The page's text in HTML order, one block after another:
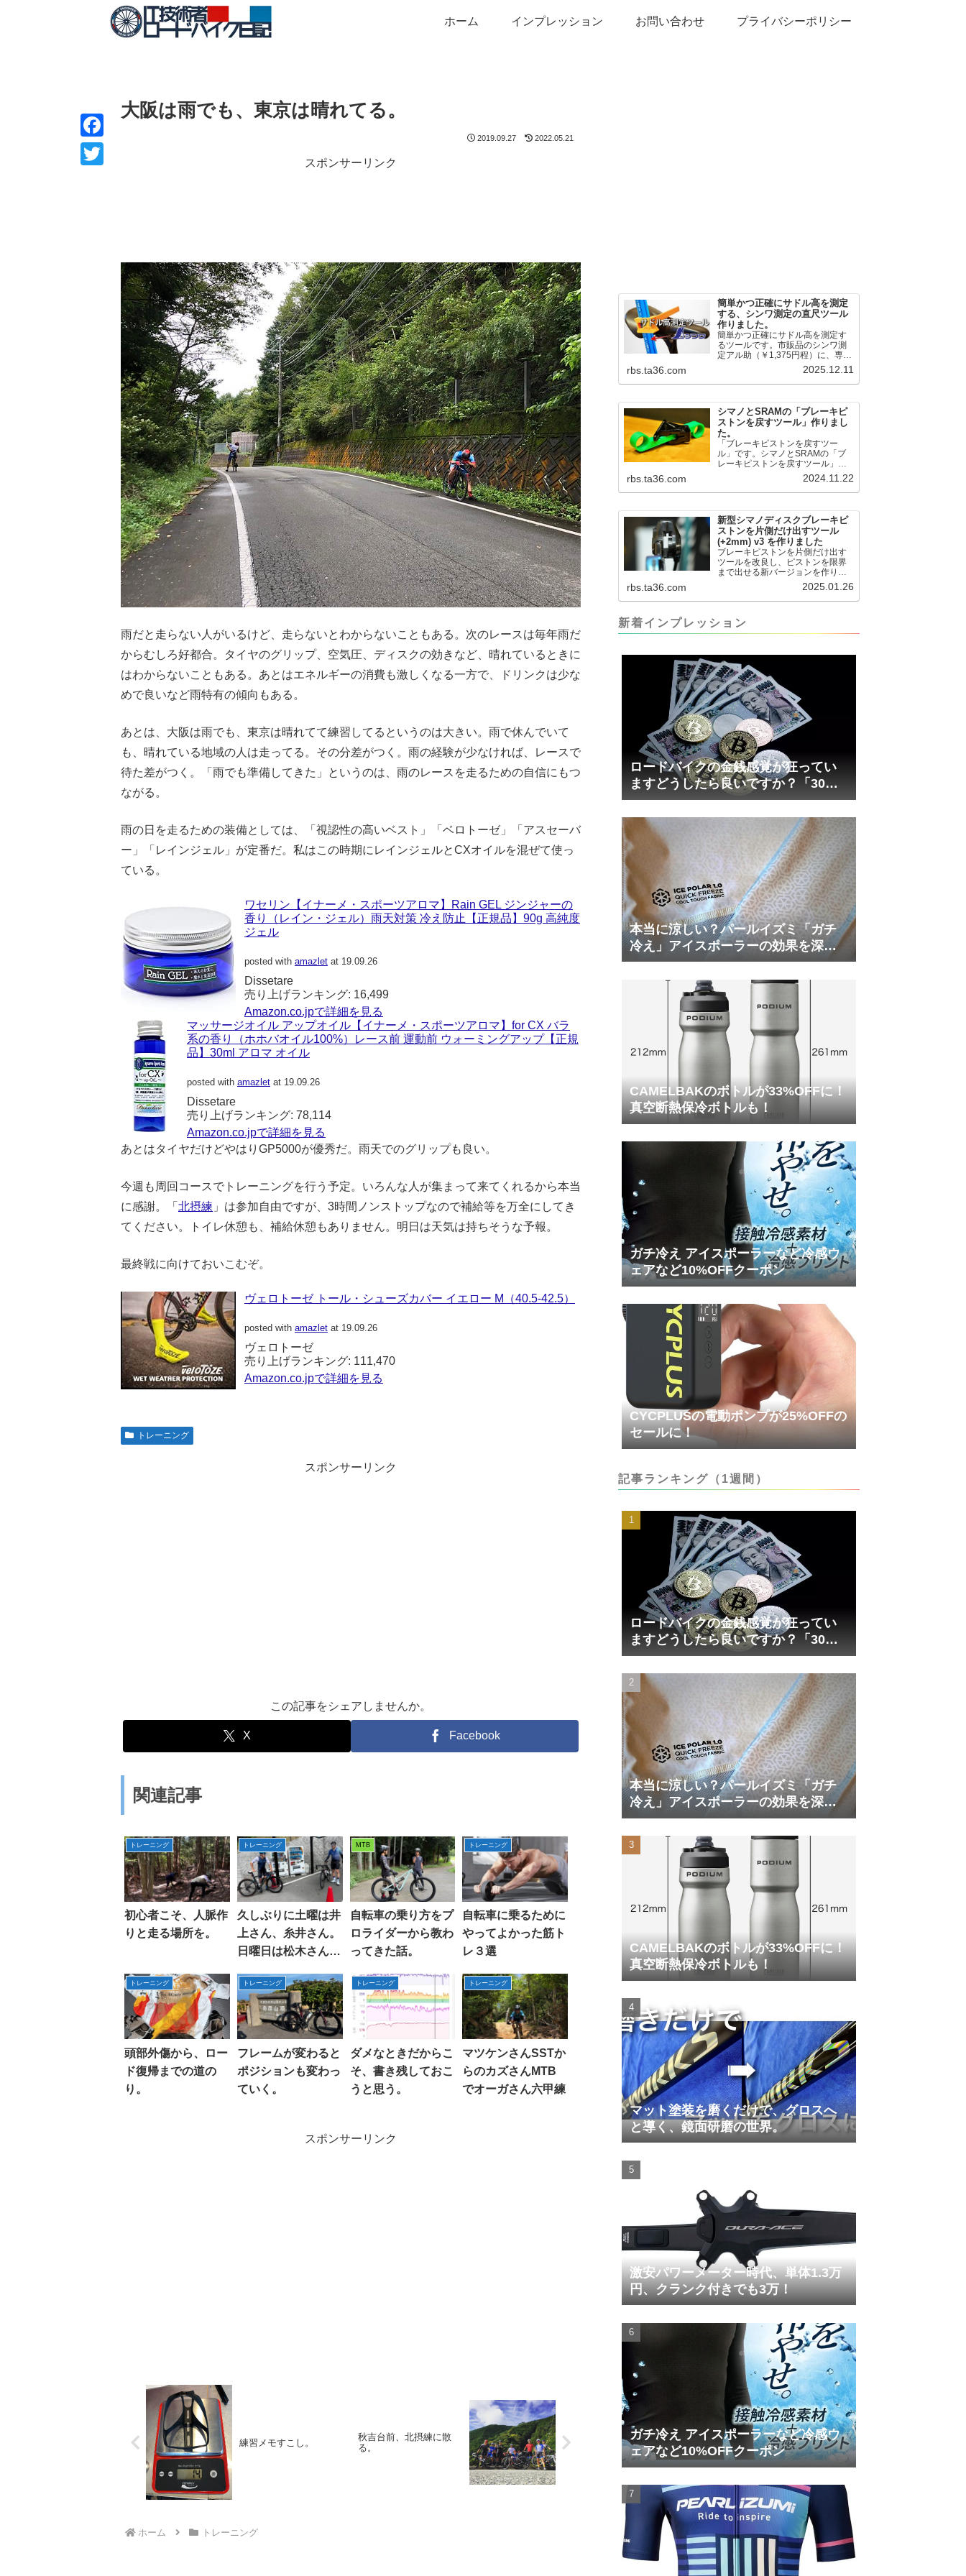
ホーム インプレッション お問い合わせ プライバシーポリシー
大阪は雨でも、東京は晴れてる。
2019.09.27 2022.05.21
スポンサーリンク
雨だと走らない人がいるけど、走らないとわからないこともある。次のレースは毎年雨だ
からむしろ好都合。タイヤのグリップ、空気圧、ディスクの効きなど、晴れているときに
はわからないこともある。あとはエネルギーの消費も激しくなる一方で、ドリンクは少な
めで良いなど雨特有の傾向もある。
あとは、大阪は雨でも、東京は晴れてて練習してるというのは大きい。雨で休んでいて
も、晴れている地域の人は走ってる。その分差がつく。雨の経験が少なければ、レースで
待た差がつく。「雨でも準備してきた」というのは、雨のレースを走るための自信にもつ
ながる。
雨の日を走るための装備としては、「視認性の高いベスト」「ベロトーゼ」「アスセーバ
ー」「レインジェル」が定番だ。私はこの時期にレインジェルとCXオイルを混ぜて使っ
ている。
ワセリン【イナーメ・スポーツアロマ】Rain GEL ジンジャーの
香り（レイン・ジェル）雨天対策 冷え防止【正規品】90g 高純度
ジェル
posted with amazlet at 19.09.26
Dissetare
売り上げランキング: 16,499
Amazon.co.jpで詳細を見る
マッサージオイル アップオイル【イナーメ・スポーツアロマ】for CX バラ
系の香り（ホホバオイル100%）レース前 運動前 ウォーミングアップ【正規
品】30ml アロマ オイル
posted with amazlet at 19.09.26
Dissetare
売り上げランキング: 78,114
Amazon.co.jpで詳細を見る
あとはタイヤだけどやはりGP5000が優秀だ。雨天でのグリップも良い。
今週も周回コースでトレーニングを行う予定。いろんな人が集まって来てくれるから本当
に感謝。「 北摂練 」は参加自由ですが、3時間ノンストップなので補給等を万全にしてき
てください。トイレ休憩も、補給休憩もありません。明日は天気は持ちそうな予報。
最終戦に向けておいこむぞ。
ヴェロトーゼ トール・シューズカバー イエロー M（40.5-42.5）
posted with amazlet at 19.09.26
ヴェロトーゼ
売り上げランキング: 111,470
Amazon.co.jpで詳細を見る
トレーニング
スポンサーリンク
この記事をシェアしませんか。
X Facebook
関連記事
トレーニング
初心者こそ、人脈作
りと走る場所を。
トレーニング
久しぶりに土曜は井
上さん、糸井さん。
日曜日は松木さん、
MTB
自転車の乗り方をプ
ロライダーから教わ
ってきた話。
トレーニング
自転車に乗るために
やってよかった筋ト
レ３選
トレーニング
頭部外傷から、ロー
ド復帰までの道の
り。
トレーニング
フレームが変わると
ポジションも変わっ
ていく。
トレーニング
ダメなときだからこ
そ、書き残しておこ
うと思う。
トレーニング
マツケンさんSSTか
らのカズさんMTB
でオーガさん六甲練
スポンサーリンク
練習メモすこし。
秋吉台前、北摂練に散
る。
ホーム トレーニング
F
簡単かつ正確にサドル高を測定
する、シンワ測定の直尺ツール
作りました。
簡単かつ正確にサドル高を測定す
るツールです。市販品のシンワ測
定アル助（￥1,375円程）に、専用
のサドル高測定ツールを取り付け
て使用します。これまで以上に、
サドル高を容易に測定できるよう
Sokutei) アルミ直尺 アル助 1m ホ
ワイト 65445posted at 2025.12.12
シンワ測定(Shinwa Sokutei)
￥1,375Amazon.c...
rbs.ta36.com 2025.12.11
シマノとSRAMの「ブレーキピ
ストンを戻すツール」作りまし
た。
「ブレーキピストンを戻すツー
ル」です。シマノとSRAMの「ブ
レーキピストンを戻すツール」作
りました。出したからには、戻す
必要が。。。でも、タイヤレバー
や六角レンチはつかってはダメだ
戻すツール」
pic.twitter.com/jiwVmCb32N— IT技
術者ロードバイク (@FJT_TKS)
November 22, 2024何ができるの
かというと、出ているピス...
rbs.ta36.com 2024.11.22
新型シマノディスクブレーキピ
ストンを片側だけ出すツール
(+2mm) v3 を作りました
ブレーキピストンを片側だけ出す
ツールを改良し、ピストンを限界
まで出せる新バージョンを作りま
した。前作よりも+2.18mm出せる
ようになりました。寸法設計に関
しては、数パターンを作って、オ
も安全な寸法設計に落ち着いてい
ます。ピストン出しチキンレース
れしましたが、ギリギリまで攻め
てますのでピストン内部の汚れを
さらに掃除できると思います。前
作の...
rbs.ta36.com 2025.01.26
新着インプレッション
ロードバイクの金銭感覚が狂ってい
ますどうしたら良いですか？「30万
円は安い」の正体
本当に涼しい？パールイズミ「ガチ
冷え」アイスポーラーの効果を深部
体温計COREで測ってみた
CAMELBAKのボトルが33%OFFに！
真空断熱保冷ボトルも！
ガチ冷え アイスポーラーなど冷感ウ
ェアなど10%OFFクーポン
CYCPLUSの電動ポンプが25%OFFの
セールに！
記事ランキング（1週間）
ロードバイクの金銭感覚が狂ってい
ますどうしたら良いですか？「30万
円は安い」の正体
本当に涼しい？パールイズミ「ガチ
冷え」アイスポーラーの効果を深部
体温計COREで測ってみた
CAMELBAKのボトルが33%OFFに！
真空断熱保冷ボトルも！
マット塗装を磨くだけで、グロスへ
と導く、鏡面研磨の世界。
激安パワーメーター時代、単体1.3万
円、クランク付きでも3万！
ガチ冷え アイスポーラーなど冷感ウ
ェアなど10%OFFクーポン